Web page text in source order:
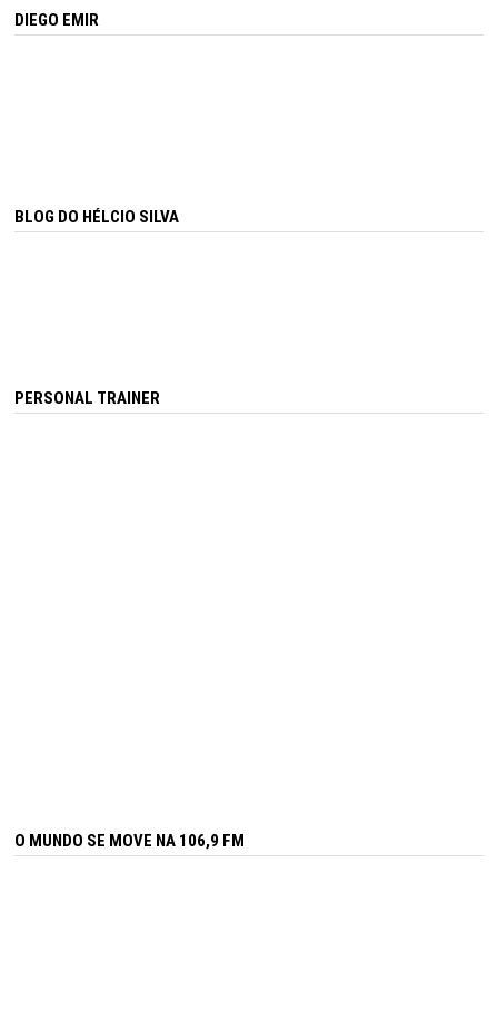
DIEGO EMIR
BLOG DO HÉLCIO SILVA
PERSONAL TRAINER
O MUNDO SE MOVE NA 106,9 FM